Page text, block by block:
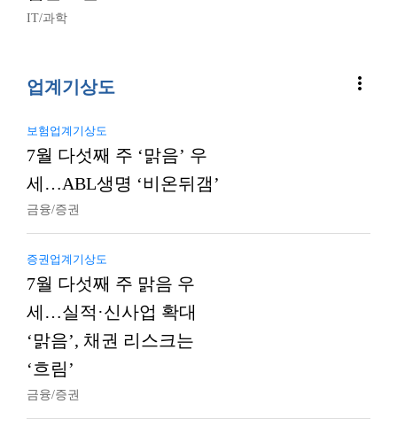
IT/과학
업계기상도 more_vert
보험업계기상도
7월 다섯째 주 ‘맑음’ 우
세…ABL생명 ‘비온뒤갬’
금융/증권
증권업계기상도
7월 다섯째 주 맑음 우
세…실적·신사업 확대
‘맑음’, 채권 리스크는
‘흐림’
금융/증권